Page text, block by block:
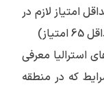
امتیاز لازم در
استرالیا معرفی
که در منطقه